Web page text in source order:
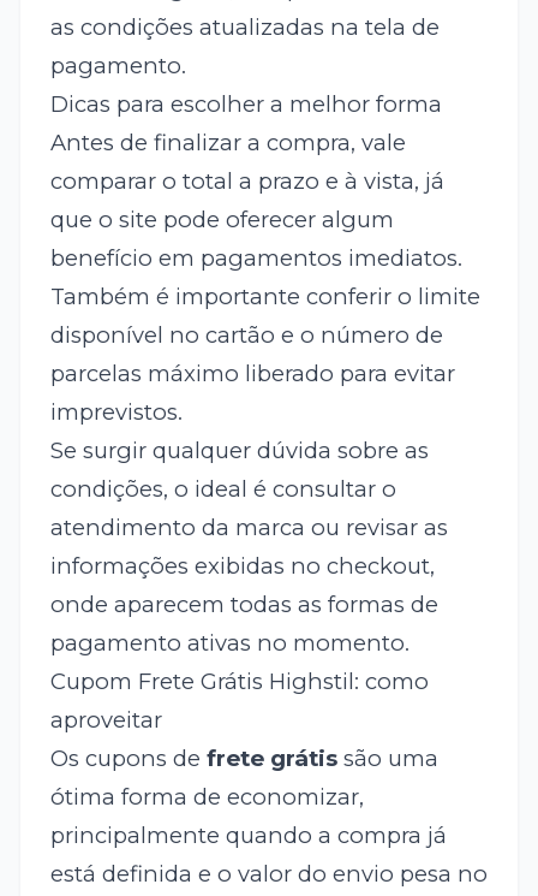
as condições atualizadas na tela de
pagamento.
Dicas para escolher a melhor forma
Antes de finalizar a compra, vale
comparar o total a prazo e à vista, já
que o site pode oferecer algum
benefício em pagamentos imediatos.
Também é importante conferir o limite
disponível no cartão e o número de
parcelas máximo liberado para evitar
imprevistos.
Se surgir qualquer dúvida sobre as
condições, o ideal é consultar o
atendimento da marca ou revisar as
informações exibidas no checkout,
onde aparecem todas as formas de
pagamento ativas no momento.
Cupom Frete Grátis Highstil: como
aproveitar
Os cupons de frete grátissão uma
ótima forma de economizar,
principalmente quando a compra já
está definida e o valor do envio pesa no